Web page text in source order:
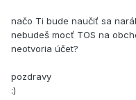
načo Ti bude naučiť sa
nebudeš mocť TOS na
neotvoria účet?
pozdravy
:)